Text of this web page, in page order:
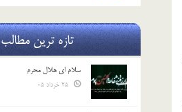
تازه ترین مطالب
سلام ای هلال محرم